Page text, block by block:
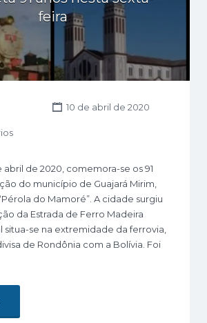
feira
10 de abril de 2020
abril de 2020, comemora-se os 91
do município de Guajará Mirim,
do Mamoré”. A cidade surgiu
da Estrada de Ferro Madeira
situa-se na extremidade da ferrovia,
de Rondônia com a Bolívia. Foi